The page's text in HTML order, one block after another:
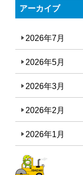
アーカイブ
2026年7月
2026年5月
2026年3月
2026年2月
2026年1月